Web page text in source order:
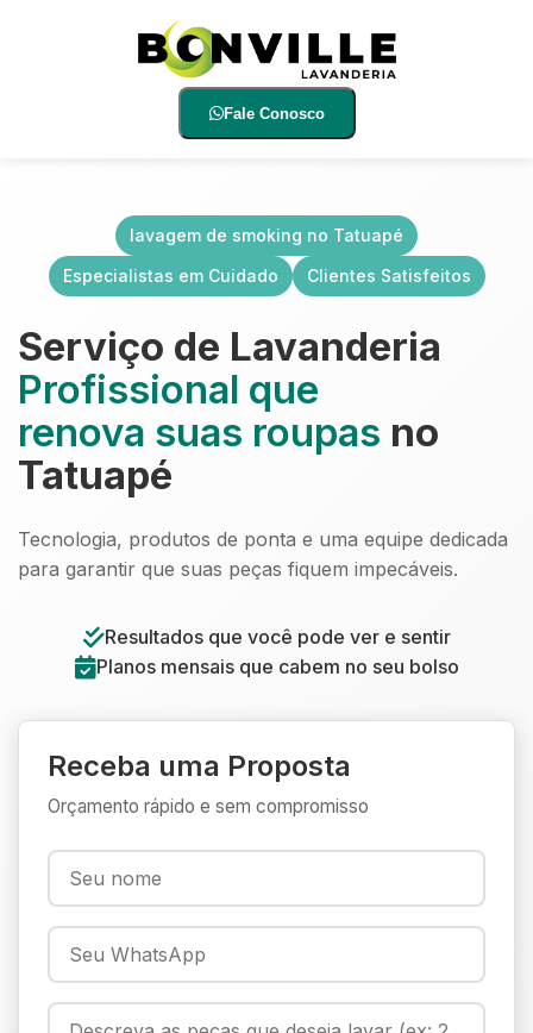
Fale Conosco
lavagem de smoking no Tatuapé
Especialistas em Cuidado
Clientes Satisfeitos
Serviço de Lavanderia
Profissional que
renova suas roupas no
Tatuapé
Tecnologia, produtos de ponta e uma equipe dedicada
para garantir que suas peças fiquem impecáveis.
Resultados que você pode ver e sentir
Planos mensais que cabem no seu bolso
Receba uma Proposta
Orçamento rápido e sem compromisso